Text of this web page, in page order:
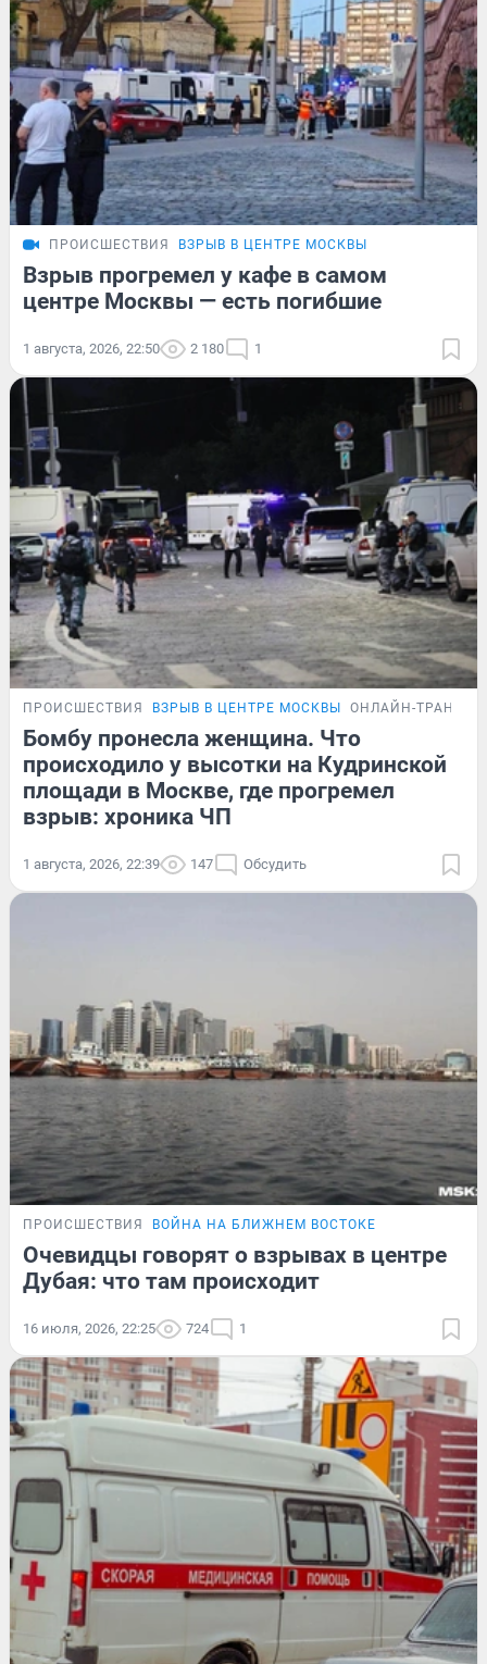
ПРОИСШЕСТВИЯ ВЗРЫВ В ЦЕНТРЕ МОСКВЫ
Взрыв прогремел у кафе в самом
центре Москвы — есть погибшие
1 августа, 2026, 22:50 2 180 1
ПРОИСШЕСТВИЯ ВЗРЫВ В ЦЕНТРЕ МОСКВЫ ОНЛАЙН-
Бомбу пронесла женщина. Что
происходило у высотки на Кудринской
площади в Москве, где прогремел
взрыв: хроника ЧП
1 августа, 2026, 22:39 147 Обсудить
ПРОИСШЕСТВИЯ ВОЙНА НА БЛИЖНЕМ ВОСТОКЕ
Очевидцы говорят о взрывах в центре
Дубая: что там происходит
16 июля, 2026, 22:25 724 1